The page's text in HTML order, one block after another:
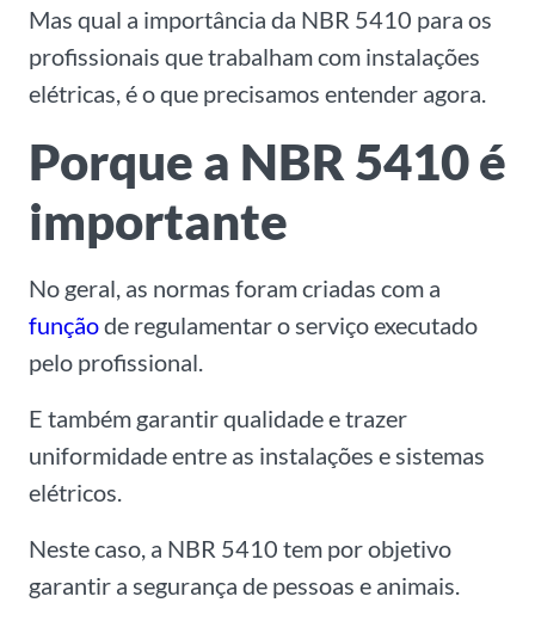
Mas qual a importância da NBR 5410 para os
profissionais que trabalham com instalações
elétricas, é o que precisamos entender agora.
Porque a NBR 5410 é
importante
No geral, as normas foram criadas com a
funçãode regulamentar o serviço executado
pelo profissional.
E também garantir qualidade e trazer
uniformidade entre as instalações e sistemas
elétricos.
Neste caso, a NBR 5410 tem por objetivo
garantir a segurança de pessoas e animais.